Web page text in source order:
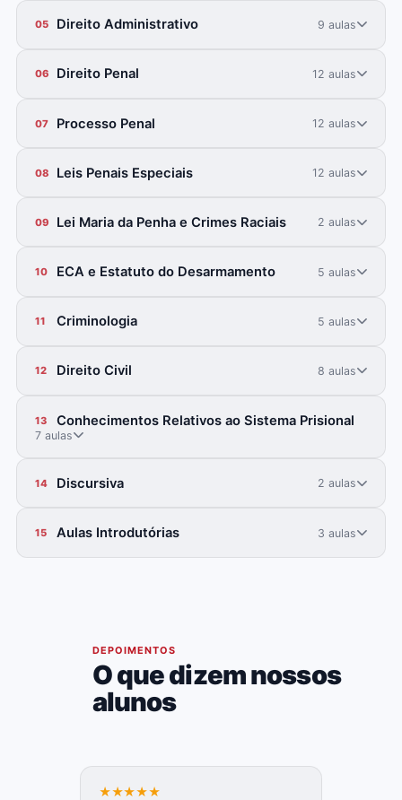
05 Direito Administrativo 9 aulas
06 Direito Penal 12 aulas
07 Processo Penal 12 aulas
08 Leis Penais Especiais 12 aulas
09 Lei Maria da Penha e Crimes Raciais 2 aulas
10 ECA e Estatuto do Desarmamento 5 aulas
11 Criminologia 5 aulas
12 Direito Civil 8 aulas
13 Conhecimentos Relativos ao Sistema Prisional
7 aulas
14 Discursiva 2 aulas
15 Aulas Introdutórias 3 aulas
DEPOIMENTOS
O que dizem nossos
alunos
★★★★★